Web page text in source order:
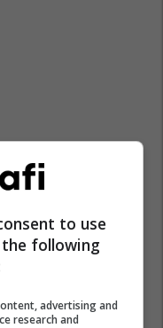
to use
following
advertising and
research and